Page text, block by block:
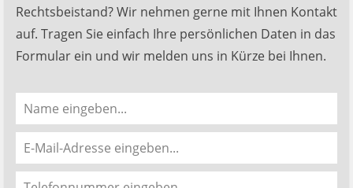
Rechtsbeistand? Wir nehmen gerne mit Ihnen Kontakt
auf. Tragen Sie einfach Ihre persönlichen Daten in das
Formular ein und wir melden uns in Kürze bei Ihnen.